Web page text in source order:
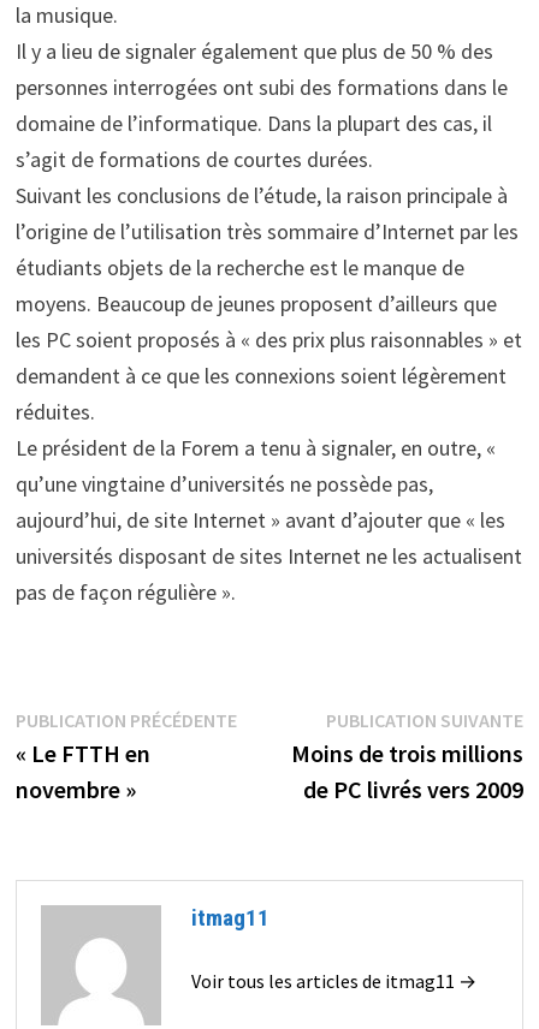
la musique.
Il y a lieu de signaler également que plus de 50 % des
personnes interrogées ont subi des formations dans le
domaine de l’informatique. Dans la plupart des cas, il
s’agit de formations de courtes durées.
Suivant les conclusions de l’étude, la raison principale à
l’origine de l’utilisation très sommaire d’Internet par les
étudiants objets de la recherche est le manque de
moyens. Beaucoup de jeunes proposent d’ailleurs que
les PC soient proposés à « des prix plus raisonnables » et
demandent à ce que les connexions soient légèrement
réduites.
Le président de la Forem a tenu à signaler, en outre, «
qu’une vingtaine d’universités ne possède pas,
aujourd’hui, de site Internet » avant d’ajouter que « les
universités disposant de sites Internet ne les actualisent
pas de façon régulière ».
Navigation
de
PUBLICATION PRÉCÉDENTEPublication
précédente :
« Le FTTH en
novembre »
PUBLICATION SUIVANTE
Moins de trois millions
de PC livrés vers 2009
itmag11
Voir tous les articles de itmag11 →